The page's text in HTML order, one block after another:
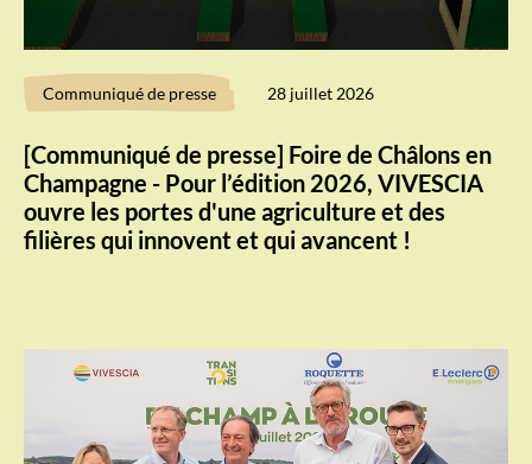
Communiqué de presse 28 juillet 2026
[Communiqué de presse] Foire de Châlons en
Champagne - Pour l’édition 2026, VIVESCIA
ouvre les portes d'une agriculture et des
filières qui innovent et qui avancent !